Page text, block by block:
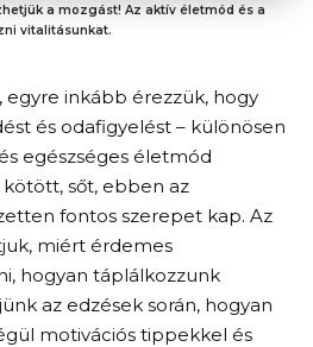
a mozgást! Az aktív életmód és a
vitalitásunkat.
egyre inkább érezzük, hogy
és odafigyelést – különösen
egészséges életmód
sőt, ebben az
fontos szerepet kap. Az
miért érdemes
hogyan táplálkozzunk
az edzések során, hogyan
motivációs tippekkel és